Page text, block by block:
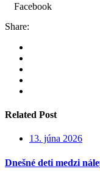
Facebook
Share:
Related Post
13. júna 2026
Dnešné deti medzi